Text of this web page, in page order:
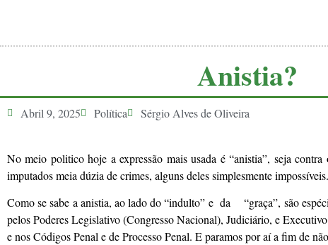
Anistia?
Abril 9, 2025 Política Sérgio Alves de Oliveira
No meio politico hoje a expressão mais usada é “anistia”, seja
imputados meia dúzia de crimes, alguns deles simplesmente impossíveis.
Como se sabe a anistia, ao lado do “indulto” e da “graça”, são
pelos Poderes Legislativo (Congresso Nacional), Judiciário, e
e nos Códigos Penal e de Processo Penal. E paramos por aí a fim de